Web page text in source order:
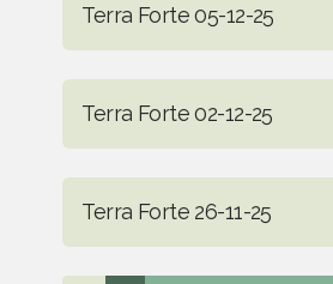
Terra Forte 05-12-25
Terra Forte 02-12-25
Terra Forte 26-11-25